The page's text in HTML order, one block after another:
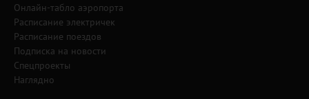
Онлайн-табло аэропорта
Расписание электричек
Расписание поездов
Подписка на новости
Спецпроекты
Наглядно